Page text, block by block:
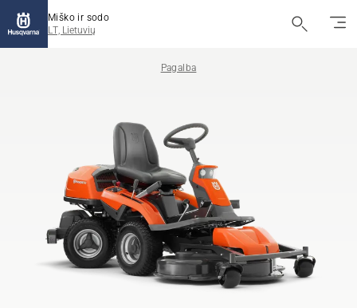
Miško ir sodo
LT, Lietuvių
Pagalba